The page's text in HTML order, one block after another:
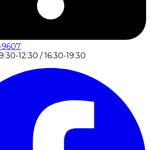
9607
12:30 / 16:30-19:30